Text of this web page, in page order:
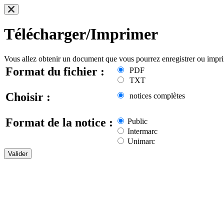
Télécharger/Imprimer
Vous allez obtenir un document que vous pourrez enregistrer ou
Format du fichier :
PDF
TXT
Choisir : notices complètes
Format de la notice :
Public
Intermarc
Unimarc